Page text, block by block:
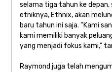
selama tiga tahun ke
etniknya, Ethnix, akan
baru tahun ini saja. “Kami
kami memiliki banyak
yang menjadi fokus kami,”
Raymond juga telah